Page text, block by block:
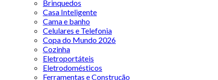
Brinquedos
Casa Inteligente
Cama e banho
Celulares e Telefonia
Copa do Mundo 2026
Cozinha
Eletroportáteis
Eletrodomésticos
Ferramentas e Construção